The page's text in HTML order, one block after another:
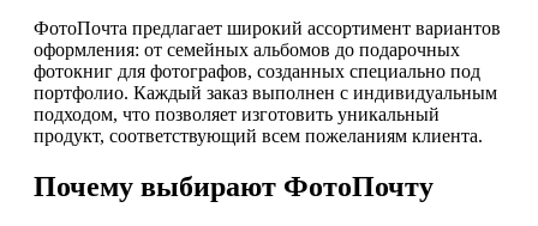
ФотоПочта предлагает широкий ассортимент вариантов
оформления: от семейных альбомов до подарочных
фотокниг для фотографов, созданных специально под
портфолио. Каждый заказ выполнен с индивидуальным
подходом, что позволяет изготовить уникальный
продукт, соответствующий всем пожеланиям клиента.
Почему выбирают ФотоПочту